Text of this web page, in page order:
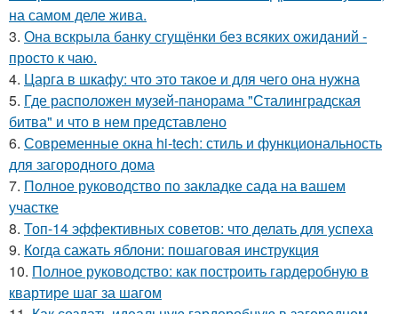
на самом деле жива.
3. Она вскрыла банку сгущёнки без всяких ожиданий -
просто к чаю.
4. Царга в шкафу: что это такое и для чего она нужна
5. Где расположен музей-панорама "Сталинградская
битва" и что в нем представлено
6. Современные окна hi-tech: стиль и функциональность
для загородного дома
7. Полное руководство по закладке сада на вашем
участке
8. Топ-14 эффективных советов: что делать для успеха
9. Когда сажать яблони: пошаговая инструкция
10. Полное руководство: как построить гардеробную в
квартире шаг за шагом